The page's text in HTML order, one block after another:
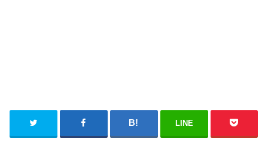
LINE